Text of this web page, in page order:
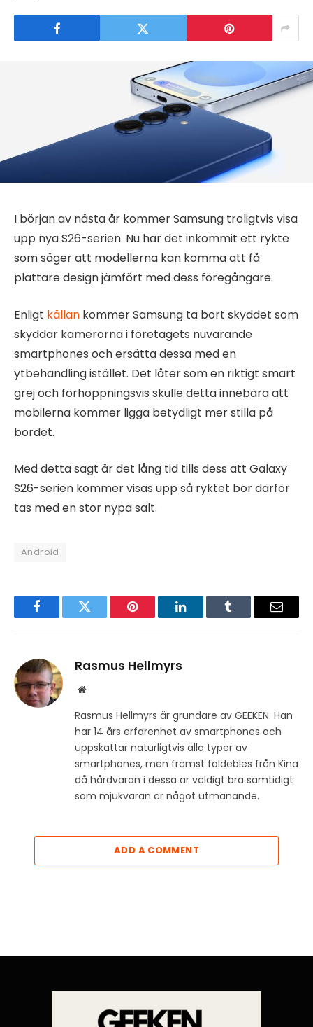
I början av nästa år kommer Samsung troligtvis visa
upp nya S26-serien. Nu har det inkommit ett rykte
som säger att modellerna kan komma att få
plattare design jämfört med dess föregångare.
Enligt källan kommer Samsung ta bort skyddet som
skyddar kamerorna i företagets nuvarande
smartphones och ersätta dessa med en
ytbehandling istället. Det låter som en riktigt smart
grej och förhoppningsvis skulle detta innebära att
mobilerna kommer ligga betydligt mer stilla på
bordet.
Med detta sagt är det lång tid tills dess att Galaxy
S26-serien kommer visas upp så ryktet bör därför
tas med en stor nypa salt.
Android
FacebookTwitter Pinterest LinkedInTumblr Email
Rasmus Hellmyrs
Website
Rasmus Hellmyrs är grundare av GEEKEN. Han
har 14 års erfarenhet av smartphones och
uppskattar naturligtvis alla typer av
smartphones, men främst foldebles från Kina
då hårdvaran i dessa är väldigt bra samtidigt
som mjukvaran är något utmanande.
ADD A COMMENT